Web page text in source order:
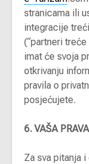
stranicama ili
integracije
(“partneri
imat će svoja
otkrivanju
pravila o
posjećujete.
6. VAŠA PRAVA
Za sva pitanja i